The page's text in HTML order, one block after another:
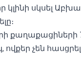
կլինի սկսել
չեն